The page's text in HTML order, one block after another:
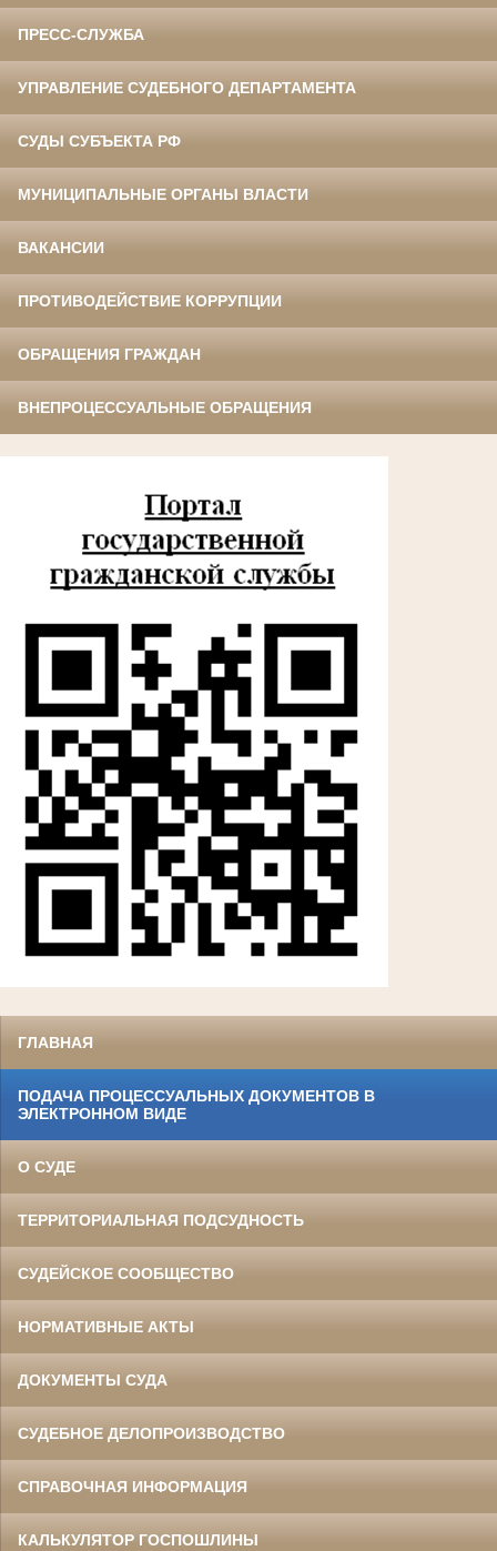
ПРЕСС-СЛУЖБА
УПРАВЛЕНИЕ СУДЕБНОГО ДЕПАРТАМЕНТА
СУДЫ СУБЪЕКТА РФ
МУНИЦИПАЛЬНЫЕ ОРГАНЫ ВЛАСТИ
ВАКАНСИИ
ПРОТИВОДЕЙСТВИЕ КОРРУПЦИИ
ОБРАЩЕНИЯ ГРАЖДАН
ВНЕПРОЦЕССУАЛЬНЫЕ ОБРАЩЕНИЯ
ГЛАВНАЯ
ПОДАЧА ПРОЦЕССУАЛЬНЫХ ДОКУМЕНТОВ В
ЭЛЕКТРОННОМ ВИДЕ
О СУДЕ
ТЕРРИТОРИАЛЬНАЯ ПОДСУДНОСТЬ
СУДЕЙСКОЕ СООБЩЕСТВО
НОРМАТИВНЫЕ АКТЫ
ДОКУМЕНТЫ СУДА
СУДЕБНОЕ ДЕЛОПРОИЗВОДСТВО
СПРАВОЧНАЯ ИНФОРМАЦИЯ
КАЛЬКУЛЯТОР ГОСПОШЛИНЫ